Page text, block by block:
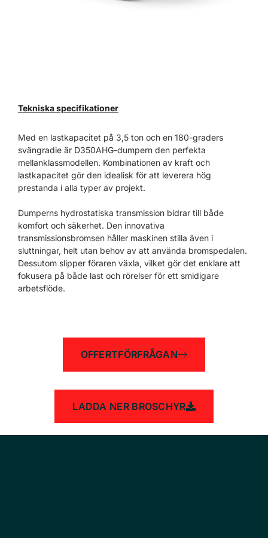
Tekniska specifikationer
Med en lastkapacitet på 3,5 ton och en 180-graders
svängradie är D350AHG-dumpern den perfekta
mellanklassmodellen. Kombinationen av kraft och
lastkapacitet gör den idealisk för att leverera hög
prestanda i alla typer av projekt.
Dumperns hydrostatiska transmission bidrar till både
komfort och säkerhet. Den innovativa
transmissionsbromsen håller maskinen stilla även i
sluttningar, helt utan behov av att använda bromspedalen.
Dessutom slipper föraren växla, vilket gör det enklare att
fokusera på både last och rörelser för ett smidigare
arbetsflöde.
OFFERTFÖRFRÅGAN
LADDA NER BROSCHYR